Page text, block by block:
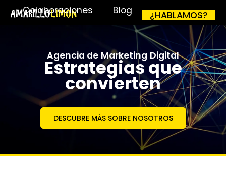
Colaboraciones Blog ¿HABLAMOS?
Agencia de Marketing Digital
Estrategias que
convierten
DESCUBRE MÁS SOBRE NOSOTROS